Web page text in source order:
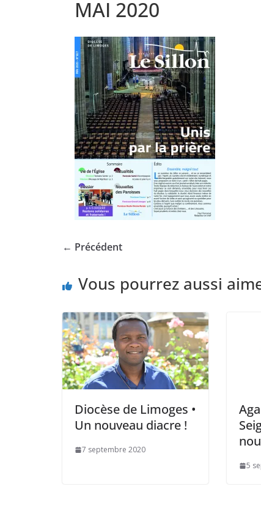
MAI 2020
← Précédent
Vous pourrez aussi
Diocèse de Limoges •
Un nouveau diacre !
7 septembre 2020
5